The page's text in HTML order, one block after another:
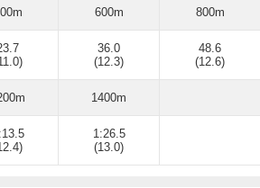
600m 800m
36.0
(12.3)
48.6
(12.6)
1400m
1:26.5
(13.0)